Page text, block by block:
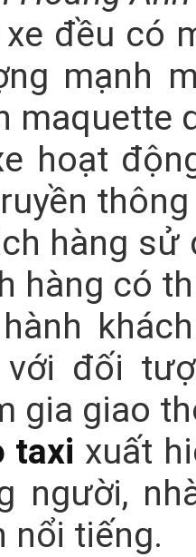
xe đều có
mạnh
maquette
hoạt
thông
hàng sử
hàng có
đối
gia giao
taxi xuất
người,
nổi tiếng.